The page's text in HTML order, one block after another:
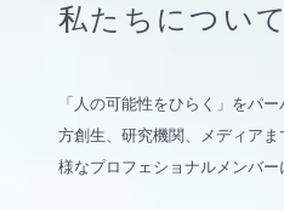
私たちについて
「人の可能性をひらく」をパ
方創生、研究機関、メディア
様なプロフェショナルメンバー